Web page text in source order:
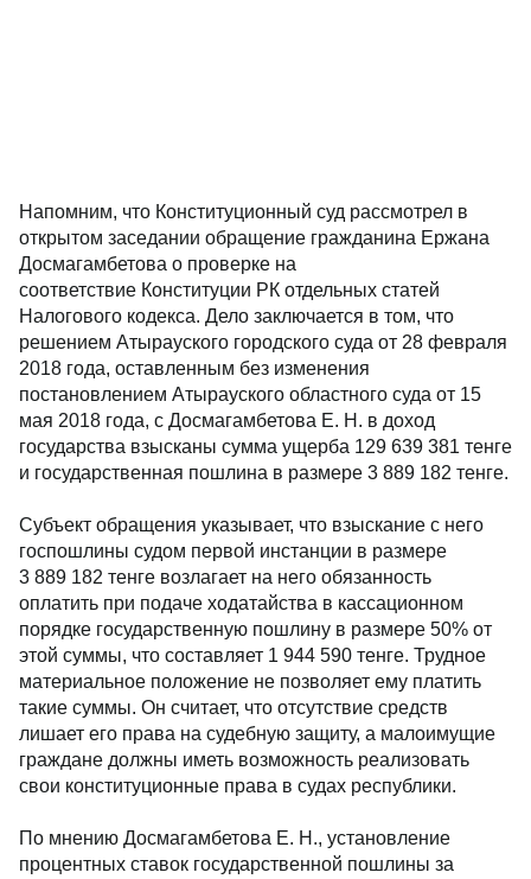
Напомним, что Конституционный суд рассмотрел в
открытом заседании обращение гражданина Ержана
Досмагамбетова о проверке на
соответствие Конституции РК отдельных статей
Налогового кодекса. Дело заключается в том, что
решением Атырауского городского суда от 28 февраля
2018 года, оставленным без изменения
постановлением Атырауского областного суда от 15
мая 2018 года, с Досмагамбетова Е. Н. в доход
государства взысканы сумма ущерба 129 639 381 тенге
и государственная пошлина в размере 3 889 182 тенге.
Субъект обращения указывает, что взыскание с него
госпошлины судом первой инстанции в размере
3 889 182 тенге возлагает на него обязанность
оплатить при подаче ходатайства в кассационном
порядке государственную пошлину в размере 50% от
этой суммы, что составляет 1 944 590 тенге. Трудное
материальное положение не позволяет ему платить
такие суммы. Он считает, что отсутствие средств
лишает его права на судебную защиту, а малоимущие
граждане должны иметь возможность реализовать
свои конституционные права в судах республики.
По мнению Досмагамбетова Е. Н., установление
процентных ставок государственной пошлины за